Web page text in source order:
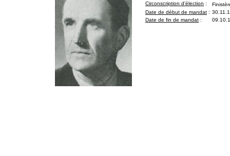
Circonscription d'élection :
Date de début de mandat :
Date de fin de mandat :